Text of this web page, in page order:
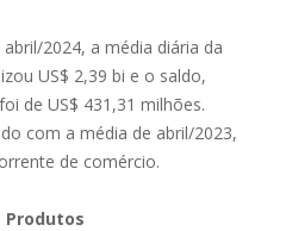
2024, a média diária da
US$ 2,39 bi e o saldo,
de US$ 431,31 milhões.
com a média de abril/2023,
de comércio.
Produtos